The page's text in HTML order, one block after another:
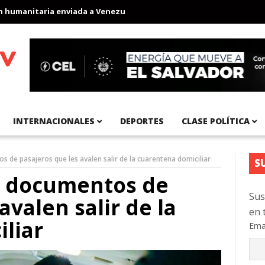
enviada a Venezuela
INTERNACIONALES DEPORTES CLASE POLÍTICA
de pasajeros que les avalen salir de la cuarentena domiciliar
de
salir de la
en